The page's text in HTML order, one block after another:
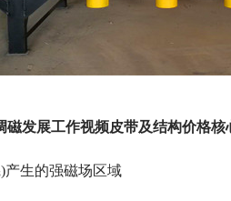
发展工作视频皮带及结构价格核
产生的强磁场区域